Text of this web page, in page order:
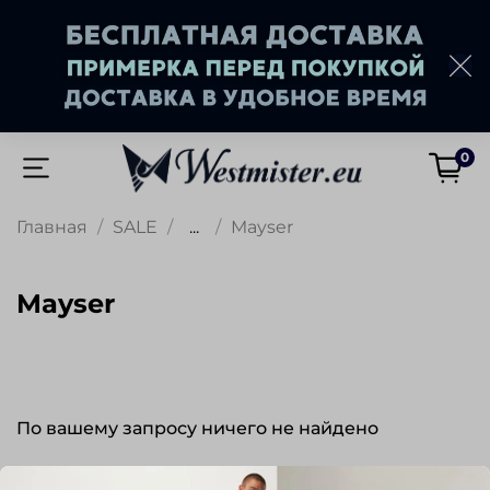
0
Главная SALE ... Mayser
Mayser
По вашему запросу ничего не найдено